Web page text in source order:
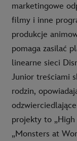
marketingowe
filmy i inne
produkcje
pomaga zasilać
linearne sieci
Junior treściami
rodzin,
projekty to „High
„Monsters at